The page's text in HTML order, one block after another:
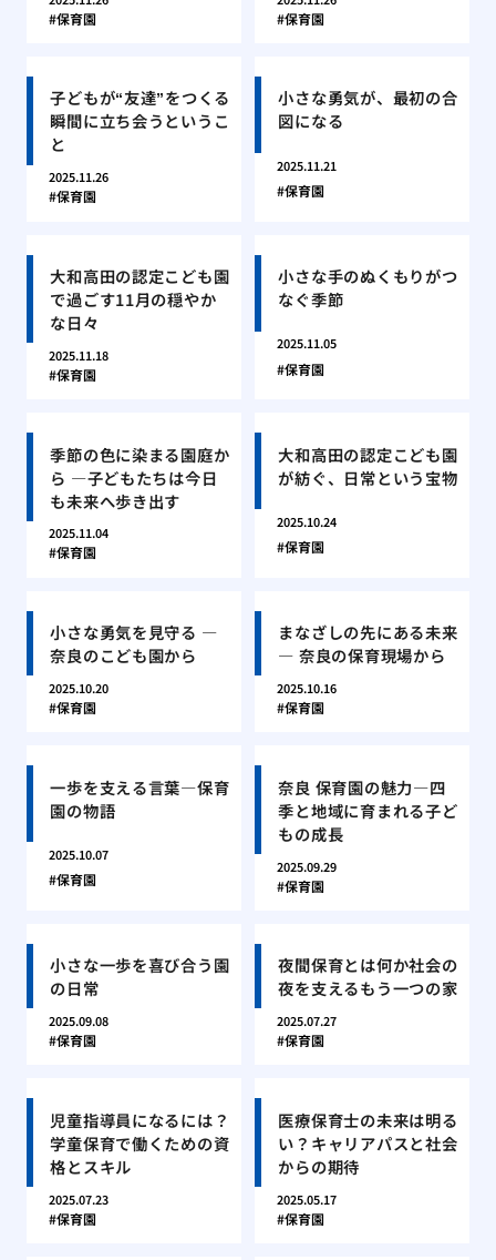
保育園 保育園
子どもが“友達”をつくる
瞬間に立ち会うというこ
と
2025.11.26
保育園
小さな勇気が、最初の合
図になる
2025.11.21
保育園
大和高田の認定こども園
で過ごす11月の穏やか
な日々
2025.11.18
保育園
小さな手のぬくもりがつ
なぐ季節
2025.11.05
保育園
季節の色に染まる園庭か
ら ―子どもたちは今日
も未来へ歩き出す
2025.11.04
保育園
大和高田の認定こども園
が紡ぐ、日常という宝物
2025.10.24
保育園
小さな勇気を見守る ―
奈良のこども園から
2025.10.20
保育園
まなざしの先にある未来
― 奈良の保育現場から
2025.10.16
保育園
一歩を支える言葉―保育
園の物語
2025.10.07
保育園
奈良 保育園の魅力―四
季と地域に育まれる子ど
もの成長
2025.09.29
保育園
小さな一歩を喜び合う園
の日常
2025.09.08
保育園
夜間保育とは何か社会の
夜を支えるもう一つの家
2025.07.27
保育園
児童指導員になるには？
学童保育で働くための資
格とスキル
2025.07.23
保育園
医療保育士の未来は明る
い？キャリアパスと社会
からの期待
2025.05.17
保育園